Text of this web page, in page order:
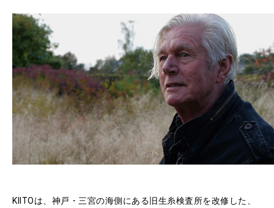
KIITOは、神戸・三宮の海側にある旧生糸検査所を改修した、